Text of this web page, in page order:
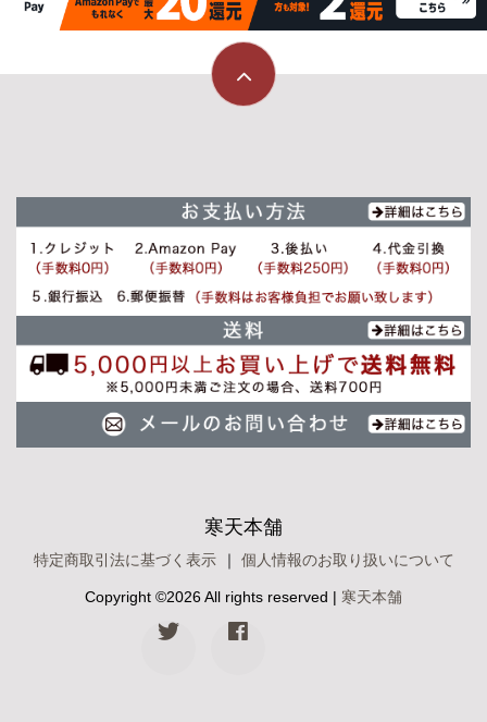
寒天本舗
特定商取引法に基づく表示 ｜ 個人情報のお取り扱いについて
Copyright ©2026 All rights reserved | 寒天本舗